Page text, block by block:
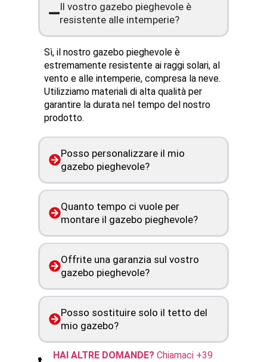
Il vostro gazebo pieghevole è
resistente alle intemperie?
Sì, il nostro gazebo pieghevole è
estremamente resistente ai raggi solari, al
vento e alle intemperie, compresa la neve.
Utilizziamo materiali di alta qualità per
garantire la durata nel tempo del nostro
prodotto.
Posso personalizzare il mio
gazebo pieghevole?
Quanto tempo ci vuole per
montare il gazebo pieghevole?
Offrite una garanzia sul vostro
gazebo pieghevole?
Posso sostituire solo il tetto del
mio gazebo?
HAI ALTRE DOMANDE? Chiamaci +39